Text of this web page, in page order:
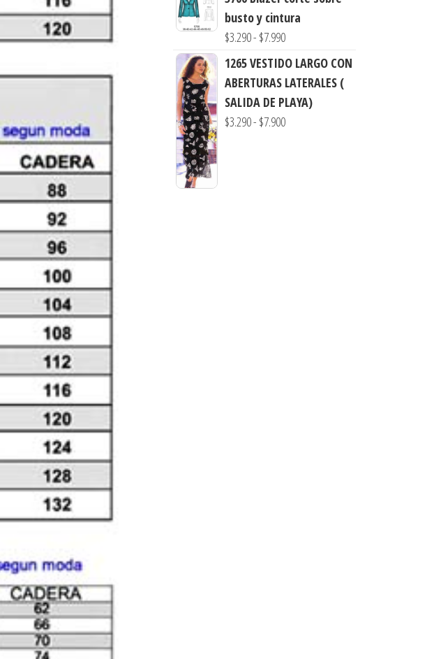
hasta
$7.900
precios:
desde
hasta
$7.990
busto y cintura
$3.290- $7.990Rango
de
precios:
desde
$3.290
1265 VESTIDO LARGO CON
ABERTURAS LATERALES (
SALIDA DE PLAYA)
$3.290- $7.900Rango